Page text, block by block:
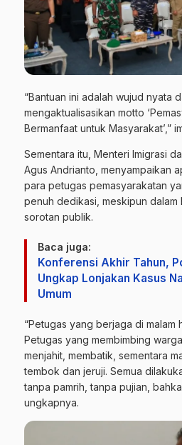
“Bantuan ini adalah wujud nyata
mengaktualisasikan motto
Bermanfaat untuk Masyarakat’,”
Sementara itu, Menteri Imigrasi
Agus Andrianto, menyampaikan
para petugas pemasyarakatan
penuh dedikasi, meskipun dalam
sorotan publik.
Baca juga:
Konferensi Akhir Tahun,
Ungkap Lonjakan Kasus
Umum
“Petugas yang berjaga di malam
Petugas yang membimbing
menjahit, membatik, sementara
tembok dan jeruji. Semua
tanpa pamrih, tanpa pujian,
ungkapnya.